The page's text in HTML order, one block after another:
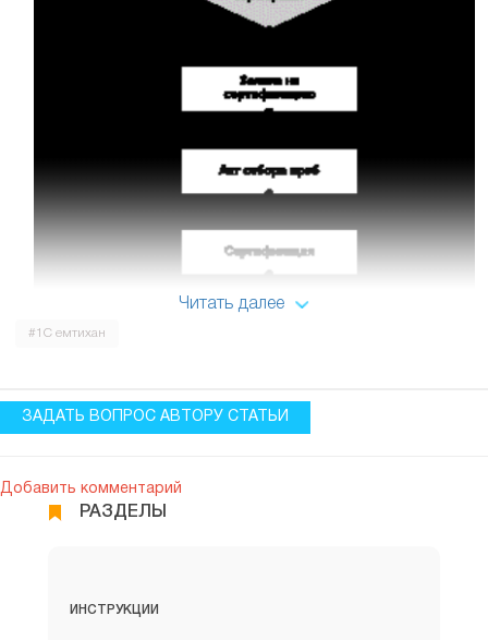
кезіндегі негізгі іс-әрекеттер
Читать далее
#1С емтихан
ЗАДАТЬ ВОПРОС АВТОРУ СТАТЬИ
Добавить комментарий
РАЗДЕЛЫ
ИНСТРУКЦИИ